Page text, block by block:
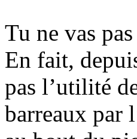
Tu ne vas
En fait,
pas l’utilité
barreaux par